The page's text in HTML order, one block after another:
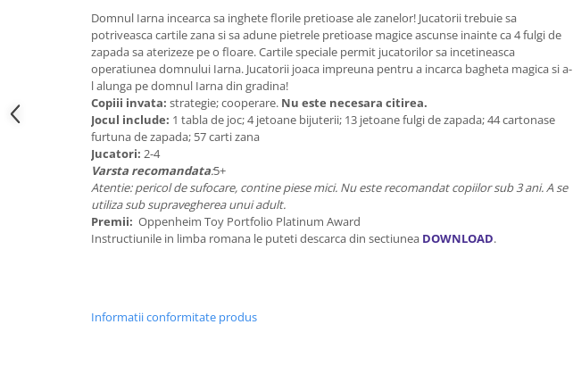
Siguranta animale companie
Carduri Cadou
Propuneri Cadou
Produse Sub 50 Lei
Domnul Iarna incearca sa inghete florile pretioase ale zanelor! Jucatorii trebuie sa
potriveasca cartile zana si sa adune pietrele pretioase magice ascunse inainte ca 4 fulgi de
zapada sa aterizeze pe o floare. Cartile speciale permit jucatorilor sa incetineasca
operatiunea domnului Iarna. Jucatorii joaca impreuna pentru a incarca bagheta magica si a-
l alunga pe domnul Iarna din gradina!
Copiii invata: strategie; cooperare. Nu este necesara citirea.
Jocul include: 1 tabla de joc; 4 jetoane bijuterii; 13 jetoane fulgi de zapada; 44 cartonase
furtuna de zapada; 57 carti zana
Jucatori: 2-4
Varsta recomandata:5+
Atentie: pericol de sufocare, contine piese mici. Nu este recomandat copiilor sub 3 ani. A se
utiliza sub supravegherea unui adult.
Premii: Oppenheim Toy Portfolio Platinum Award
Instructiunile in limba romana le puteti descarca din sectiunea DOWNLOAD.
Informatii conformitate produs